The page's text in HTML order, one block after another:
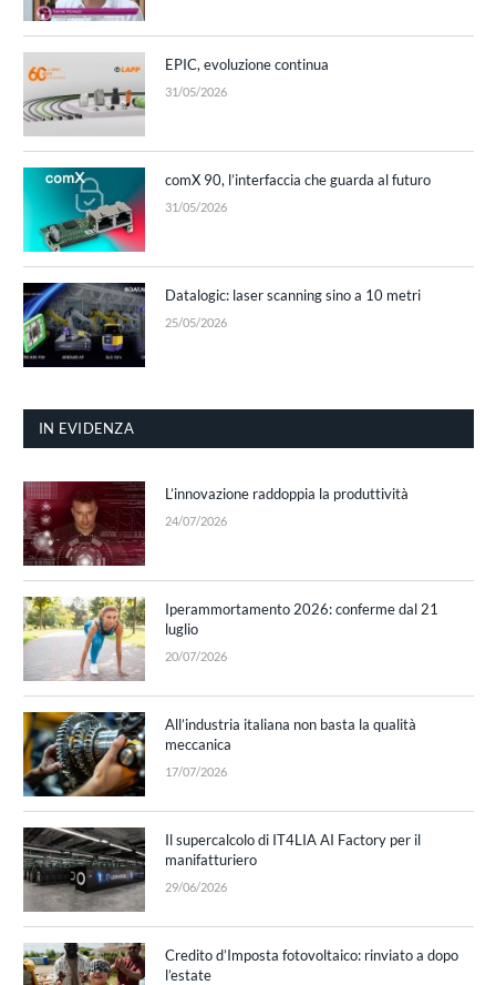
EPIC, evoluzione continua
31/05/2026
comX 90, l’interfaccia che guarda al futuro
31/05/2026
Datalogic: laser scanning sino a 10 metri
25/05/2026
IN EVIDENZA
L’innovazione raddoppia la produttività
24/07/2026
Iperammortamento 2026: conferme dal 21
luglio
20/07/2026
All’industria italiana non basta la qualità
meccanica
17/07/2026
Il supercalcolo di IT4LIA AI Factory per il
manifatturiero
29/06/2026
Credito d’Imposta fotovoltaico: rinviato a dopo
l’estate